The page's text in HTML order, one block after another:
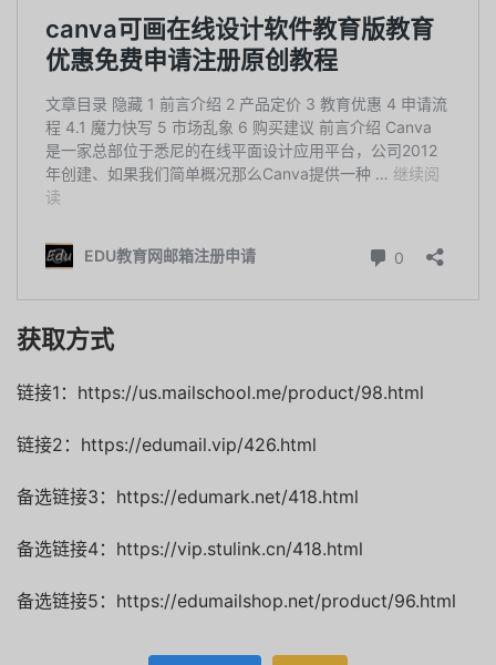
获取方式
链接1：https://us.mailschool.me/product/98.html
链接2：https://edumail.vip/426.html
备选链接3：https://edumark.net/418.html
备选链接4：https://vip.stulink.cn/418.html
备选链接5：https://edumailshop.net/product/96.html